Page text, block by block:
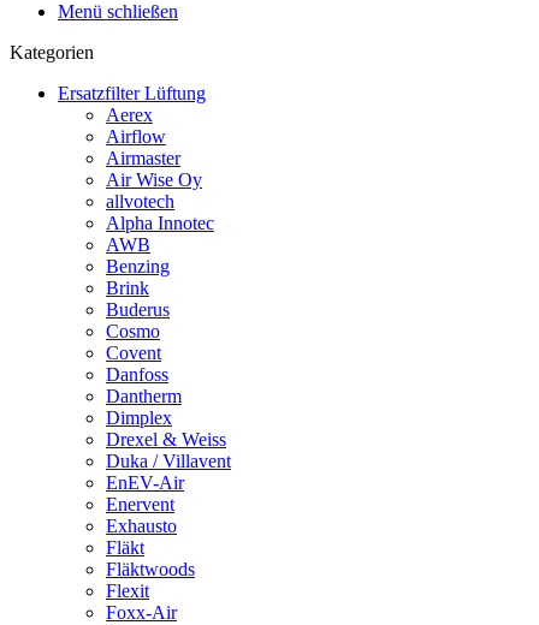
Menü schließen
Kategorien
Ersatzfilter Lüftung
Aerex
Airflow
Airmaster
Air Wise Oy
allvotech
Alpha Innotec
AWB
Benzing
Brink
Buderus
Cosmo
Covent
Danfoss
Dantherm
Dimplex
Drexel & Weiss
Duka / Villavent
EnEV-Air
Enervent
Exhausto
Fläkt
Fläktwoods
Flexit
Foxx-Air